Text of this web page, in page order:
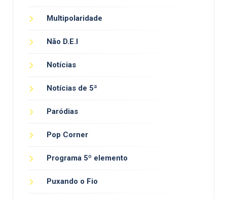
Multipolaridade
Não D.E.I
Notícias
Notícias de 5ª
Paródias
Pop Corner
Programa 5º elemento
Puxando o Fio